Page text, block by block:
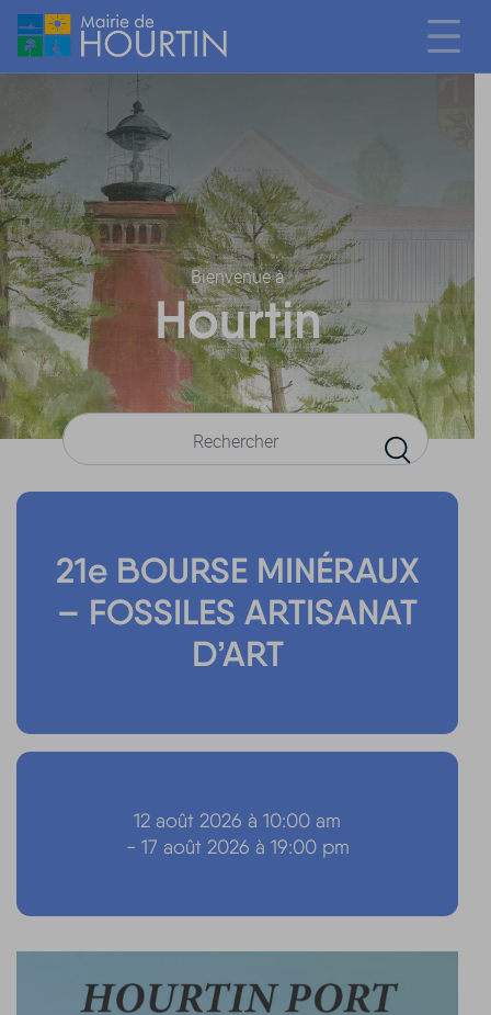
Bienvenue à
Hourtin
21e BOURSE MINÉRAUX
– FOSSILES ARTISANAT
D’ART
12 août 2026 à 10:00 am
- 17 août 2026 à 19:00 pm